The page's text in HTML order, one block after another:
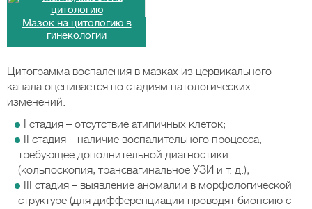
Мазок на цитологию в
гинекологии
Цитограмма воспаления в мазках из цервикального
канала оценивается по стадиям патологических
изменений:
I стадия – отсутствие атипичных клеток;
II стадия – наличие воспалительного процесса,
требующее дополнительной диагностики
(кольпоскопия, трансвагинальное УЗИ и т. д.);
III стадия – выявление аномалии в морфологической
структуре (для дифференциации проводят биопсию с